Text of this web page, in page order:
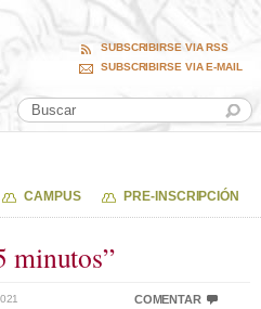
SUBSCRIBIRSE VIA RSS
SUBSCRIBIRSE VIA E-MAIL
CAMPUS PRE-INSCRIPCIÓN
minutos”
COMENTAR